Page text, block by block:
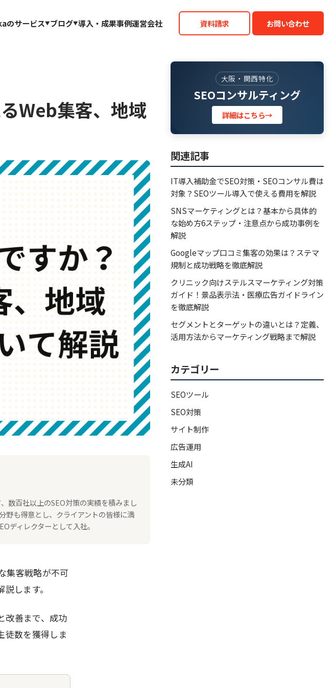
のサービス ブログ 導入・成果事例運営会社 資料請求 お問い合わせ
Web集客、地域
数百社以上のSEO対策の実績を積みまし
野も得意とし、クライアントの皆様に満
ディレクターとして入社。
集客戦略が不可
します。
改善まで、成功
徒数を獲得しま
大阪・関西特化
SEOコンサルティング
詳細はこちら→
関連記事
IT導入補助金でSEO対策・SEOコンサル費は
対象？SEOツール導入で使える費用を解説
SNSマーケティングとは？基本から具体的
な始め方6ステップ・注意点から成功事例を
解説
Googleマップ口コミ集客の効果は？ステマ
規制と成功戦略を徹底解説
クリニック向けステルスマーケティング対策
ガイド！景品表示法・医療広告ガイドライン
を徹底解説
セグメントとターゲットの違いとは？定義、
活用方法からマーケティング戦略まで解説
カテゴリー
SEOツール
SEO対策
サイト制作
広告運用
生成AI
未分類